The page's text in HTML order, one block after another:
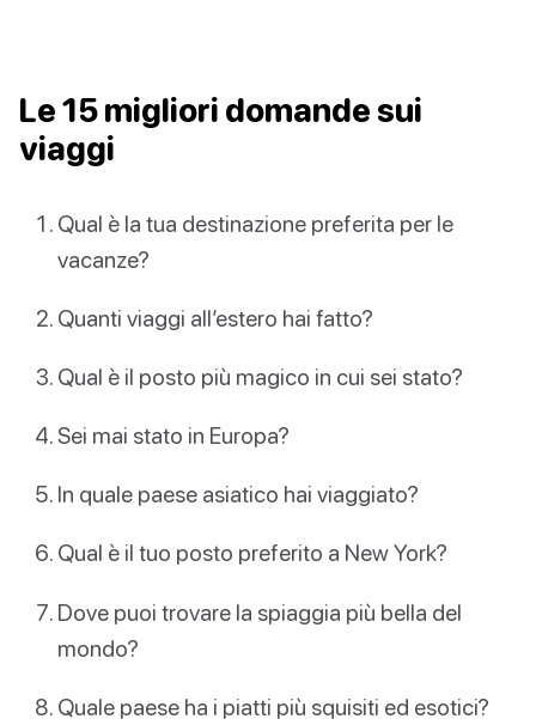
Le 15 migliori domande sui
viaggi
Qual è la tua destinazione preferita per le
vacanze?
Quanti viaggi all’estero hai fatto?
Qual è il posto più magico in cui sei stato?
Sei mai stato in Europa?
In quale paese asiatico hai viaggiato?
Qual è il tuo posto preferito a New York?
Dove puoi trovare la spiaggia più bella del
mondo?
Quale paese ha i piatti più squisiti ed esotici?